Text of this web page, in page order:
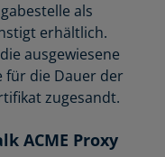
als
erhältlich.
ausgewiesene
für die Dauer der
zugesandt.
ACME Proxy